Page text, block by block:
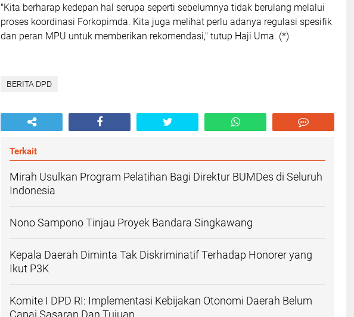
"Kita berharap kedepan hal serupa seperti sebelumnya tidak berulang melalui
proses koordinasi Forkopimda. Kita juga melihat perlu adanya regulasi spesifik
dan peran MPU untuk memberikan rekomendasi," tutup Haji Uma. (*)
BERITA DPD
Terkait
Mirah Usulkan Program Pelatihan Bagi Direktur BUMDes di Seluruh
Indonesia
Nono Sampono Tinjau Proyek Bandara Singkawang
Kepala Daerah Diminta Tak Diskriminatif Terhadap Honorer yang
Ikut P3K
Komite I DPD RI: Implementasi Kebijakan Otonomi Daerah Belum
Capai Sasaran Dan Tujuan